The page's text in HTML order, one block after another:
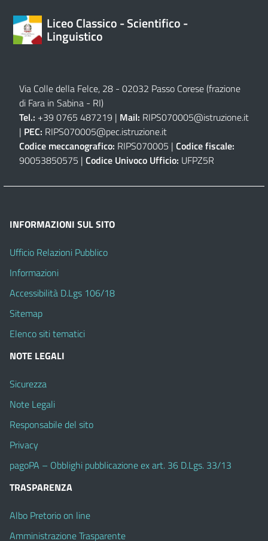
Liceo Classico - Scientifico -
Linguistico
Via Colle della Felce, 28 - 02032 Passo Corese (frazione
di Fara in Sabina - RI)
Tel.: +39 0765 487219 | Mail: RIPS070005@istruzione.it
| PEC: RIPS070005@pec.istruzione.it
Codice meccanografico: RIPS070005 | Codice fiscale:
90053850575 | Codice Univoco Ufficio: UFPZ5R
INFORMAZIONI SUL SITO
Ufficio Relazioni Pubblico
Informazioni
Accessibilità D.Lgs 106/18
Sitemap
Elenco siti tematici
NOTE LEGALI
Sicurezza
Note Legali
Responsabile del sito
Privacy
pagoPA – Obblighi pubblicazione ex art. 36 D.Lgs. 33/13
TRASPARENZA
Albo Pretorio on line
Amministrazione Trasparente